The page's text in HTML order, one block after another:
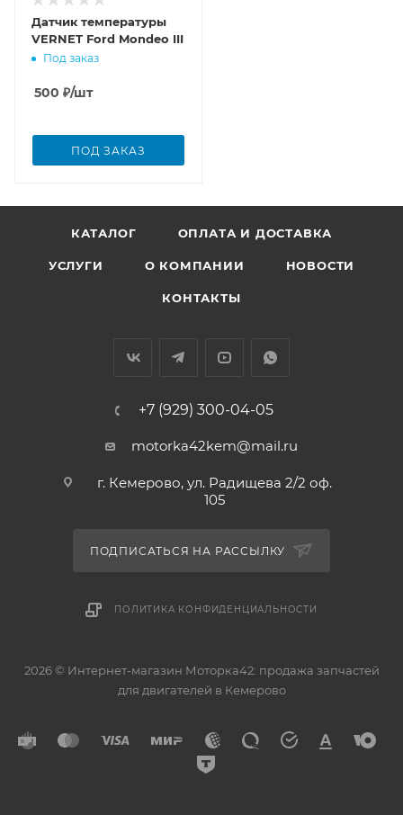
Датчик температуры
VERNET Ford Mondeo III
Под заказ
500 ₽/шт
ПОД ЗАКАЗ
КАТАЛОГ ОПЛАТА И ДОСТАВКА
УСЛУГИ О КОМПАНИИ НОВОСТИ
КОНТАКТЫ
+7 (929) 300-04-05
motorka42kem@mail.ru
г. Кемерово, ул. Радищева 2/2 оф.
105
ПОДПИСАТЬСЯ НА РАССЫЛКУ
ПОЛИТИКА КОНФИДЕНЦИАЛЬНОСТИ
2026 © Интернет-магазин Моторка42: продажа запчастей
для двигателей в Кемерово